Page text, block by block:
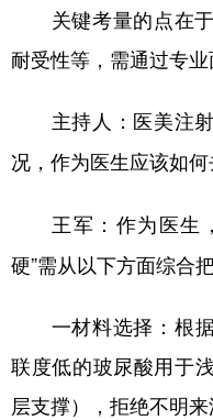
关键考量的点在于
耐受性等，需通过专业
主持人：医美注
况，作为医生应该如何
王军： 作为医生
硬”需从以下方面综合
一材料选择‌：根据
联度低的玻尿酸用于
层支撑），拒绝不明来